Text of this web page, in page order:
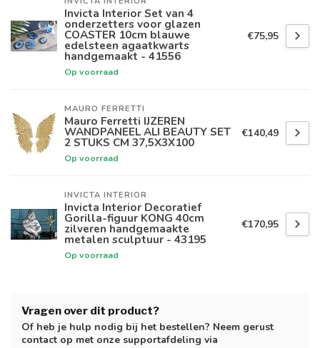
Invicta Interior Set van 4
onderzetters voor glazen
COASTER 10cm blauwe
edelsteen agaatkwarts
handgemaakt - 41556
Op voorraad
€75,95
MAURO FERRETTI
Mauro Ferretti IJZEREN
WANDPANEEL ALI BEAUTY SET
2 STUKS CM 37,5X3X100
Op voorraad
€140,49
INVICTA INTERIOR
Invicta Interior Decoratief
Gorilla-figuur KONG 40cm
zilveren handgemaakte
metalen sculptuur - 43195
Op voorraad
€170,95
Vragen over dit product?
Of heb je hulp nodig bij het bestellen? Neem gerust
contact op met onze supportafdeling via